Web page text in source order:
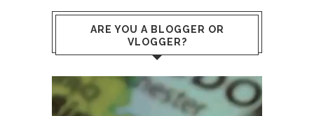
ARE YOU A BLOGGER OR
VLOGGER?
Reproductor
de
vídeo